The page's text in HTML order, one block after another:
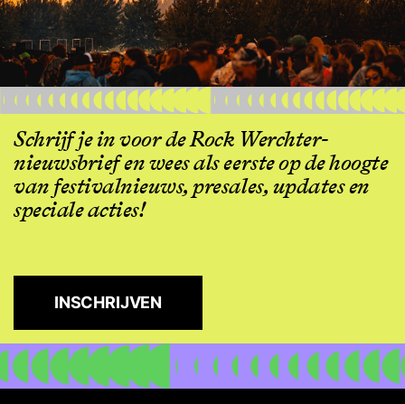
Schrijf je in voor de Rock Werchter-
nieuwsbrief en wees als eerste op de hoogte
van festivalnieuws, presales, updates en
speciale acties!
INSCHRIJVEN